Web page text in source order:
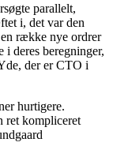
parallelt,
i, det var den
en række nye ordrer
deres beregninger,
der er CTO i
hurtigere.
ret kompliceret